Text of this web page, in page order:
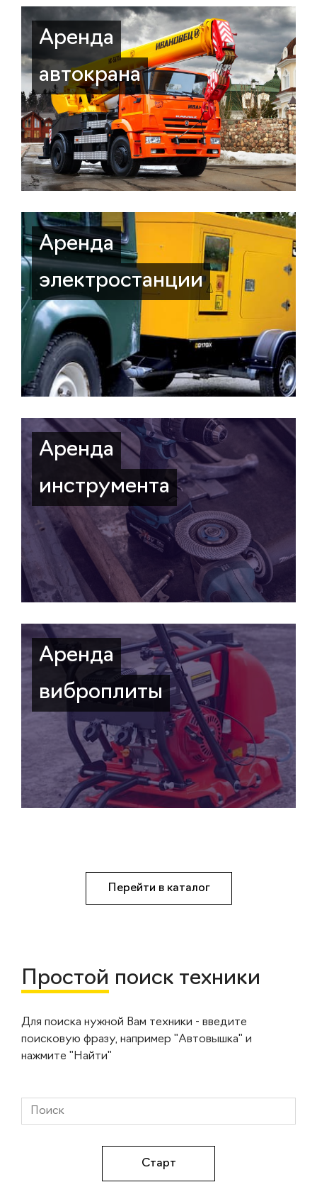
Аренда
автокрана
Аренда
электростанции
Аренда
инструмента
Аренда
виброплиты
Перейти в каталог
Простой поиск техники
Для поиска нужной Вам техники - введите
поисковую фразу, например "Автовышка" и
нажмите "Найти"